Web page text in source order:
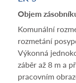
Objem
Komunální
rozmetání
Výkonná
záběr až 8 m a
pracovním